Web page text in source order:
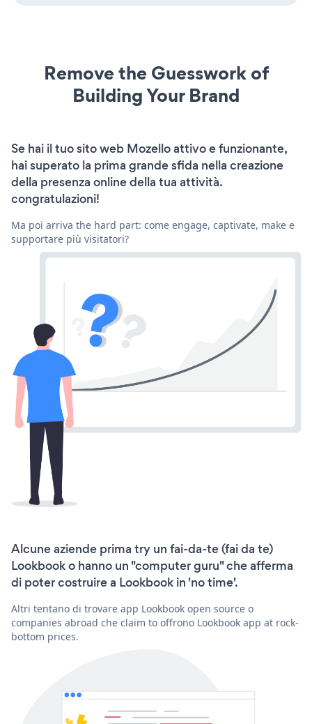
Remove the Guesswork of
Building Your Brand
Se hai il tuo sito web Mozello attivo e funzionante,
hai superato la prima grande sfida nella creazione
della presenza online della tua attività.
congratulazioni!
Ma poi arriva the hard part: come engage, captivate, make e
supportare più visitatori?
Alcune aziende prima try un fai-da-te (fai da te)
Lookbook o hanno un "computer guru" che afferma
di poter costruire a Lookbook in 'no time'.
Altri tentano di trovare app Lookbook open source o
companies abroad che claim to offrono Lookbook app at rock-
bottom prices.